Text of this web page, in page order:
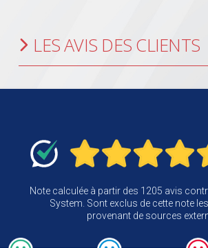
LES AVIS DES CLIENTS
Note calculée à partir des 1205 avis
System. Sont exclus de cette note
provenant de sources